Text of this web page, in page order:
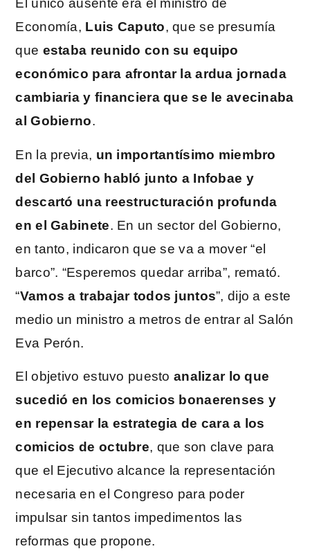
El único ausente era el ministro de
Economía, Luis Caputo, que se presumía
que estaba reunido con su equipo
económico para afrontar la ardua jornada
cambiaria y financiera que se le avecinaba
al Gobierno.
En la previa, un importantísimo miembro
del Gobierno habló junto a Infobae y
descartó una reestructuración profunda
en el Gabinete. En un sector del Gobierno,
en tanto, indicaron que se va a mover “el
barco”. “Esperemos quedar arriba”, remató.
“Vamos a trabajar todos juntos”, dijo a este
medio un ministro a metros de entrar al Salón
Eva Perón.
El objetivo estuvo puesto analizar lo que
sucedió en los comicios bonaerenses y
en repensar la estrategia de cara a los
comicios de octubre, que son clave para
que el Ejecutivo alcance la representación
necesaria en el Congreso para poder
impulsar sin tantos impedimentos las
reformas que propone.